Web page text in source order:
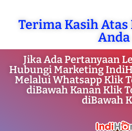
Terima Kasih Atas
Anda
Jika Ada Pertanyaan
Hubungi Marketing
Melalui Whatsapp Klik
diBawah Kanan Klik
diBawah